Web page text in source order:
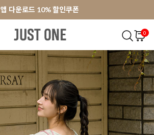
앱 다운로드 10% 할인쿠폰
회원가입 쿠폰 3000원
앱 다운로드 10% 할인쿠폰
회원가입 쿠폰 3000원
0
MADE . J 상의 팬츠 아